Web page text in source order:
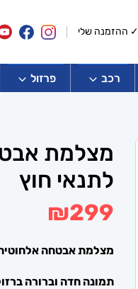
✓ ההזמנה שלי
רכב פרזול
לתנאי חוץ
₪299
מצלמת אבטחה
תמונה חדה וברורה